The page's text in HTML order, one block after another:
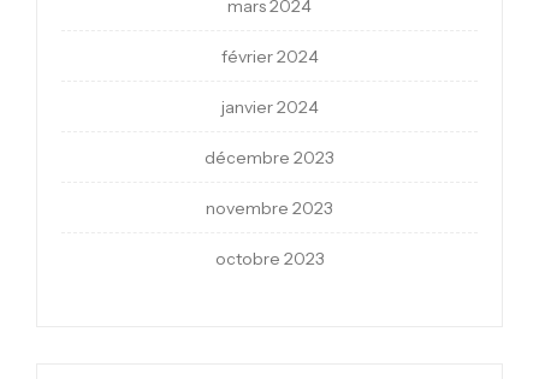
mars 2024
février 2024
janvier 2024
décembre 2023
novembre 2023
octobre 2023